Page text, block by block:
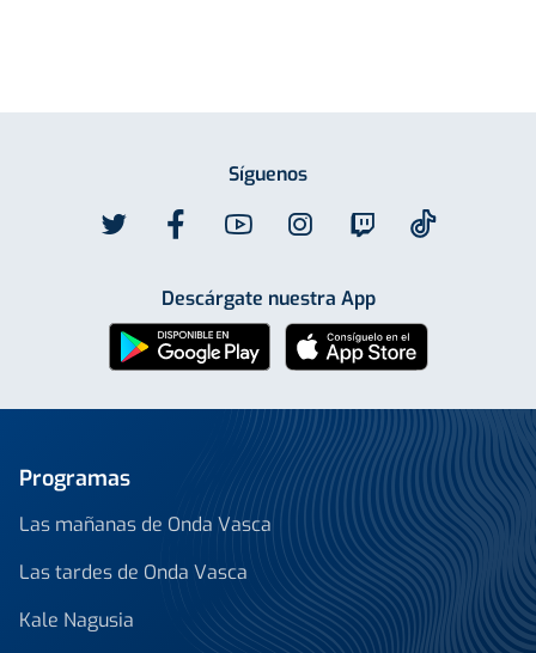
Síguenos
Descárgate nuestra App
Programas
Las mañanas de Onda Vasca
Las tardes de Onda Vasca
Kale Nagusia